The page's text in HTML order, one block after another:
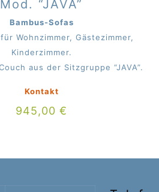
Mod. “JAVA”
Bambus-Sofas
Wohnzimmer, Gästezimmer,
Kinderzimmer.
aus der Sitzgruppe “JAVA”.
Kontakt
945,00€